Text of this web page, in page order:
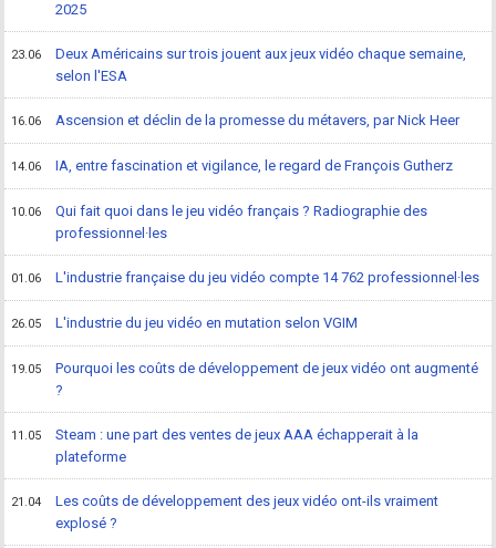
2025
23.06
Deux Américains sur trois jouent aux jeux vidéo chaque semaine,
selon l'ESA
16.06 Ascension et déclin de la promesse du métavers, par Nick Heer
14.06 IA, entre fascination et vigilance, le regard de François Gutherz
10.06
Qui fait quoi dans le jeu vidéo français ? Radiographie des
professionnel·les
01.06 L'industrie française du jeu vidéo compte 14 762 professionnel·les
26.05 L'industrie du jeu vidéo en mutation selon VGIM
19.05
Pourquoi les coûts de développement de jeux vidéo ont augmenté
?
11.05
Steam : une part des ventes de jeux AAA échapperait à la
plateforme
21.04
Les coûts de développement des jeux vidéo ont-ils vraiment
explosé ?